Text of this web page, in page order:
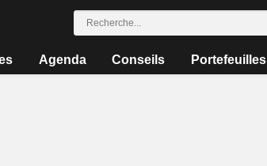
Agenda Conseils Portefeuilles